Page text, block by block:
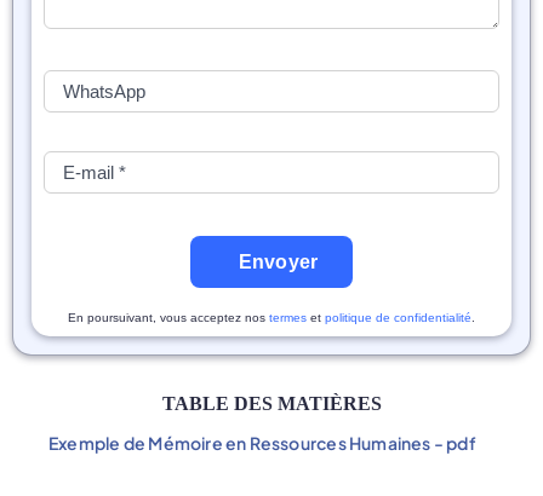
Envoyer
En poursuivant, vous acceptez nos termes et politique de confidentialité
TABLE DES MATIÈRES
Exemple de Mémoire en Ressources Humaines - pdf